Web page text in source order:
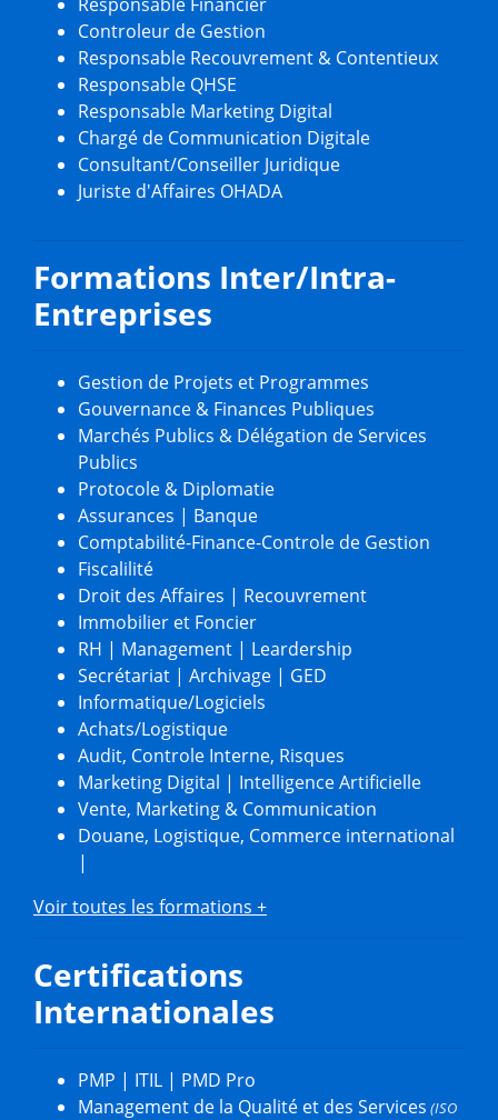
Controleur de Gestion
Responsable Recouvrement & Contentieux
Responsable QHSE
Responsable Marketing Digital
Chargé de Communication Digitale
Consultant/Conseiller Juridique
Juriste d'Affaires OHADA
Formations Inter/Intra-
Entreprises
Gestion de Projets et Programmes
Gouvernance & Finances Publiques
Marchés Publics & Délégation de Services
Publics
Protocole & Diplomatie
Assurances | Banque
Comptabilité-Finance-Controle de Gestion
Fiscalilité
Droit des Affaires | Recouvrement
Immobilier et Foncier
RH | Management | Leardership
Secrétariat | Archivage | GED
Informatique/Logiciels
Achats/Logistique
Audit, Controle Interne, Risques
Marketing Digital | Intelligence Artificielle
Vente, Marketing & Communication
Douane, Logistique, Commerce international
|
Voir toutes les formations +
Certifications
Internationales
PMP | ITIL | PMD Pro
Management de la Qualité et des Services (ISO